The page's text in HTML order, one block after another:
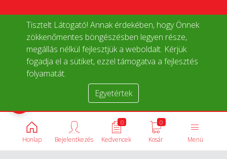
Tisztelt Látogató! Annak érdekében, hogy Önnek
zökkenőmentes böngészésben legyen része,
megállás nélkül fejlesztjük a weboldalt. Kérjük
fogadja el a sütiket, ezzel támogatva a fejlesztés
folyamatát.
Egyetértek
Honlap Menü
0
Kosár
0
Kedvencek
Bejelentkezés
Termékek összehasonlítása